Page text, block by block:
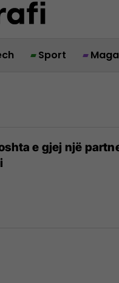
Sport
e gjej një